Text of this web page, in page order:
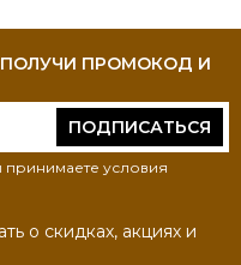
ПРОМОКОД И
ПОДПИСАТЬСЯ
принимаете условия
о скидках, акциях и